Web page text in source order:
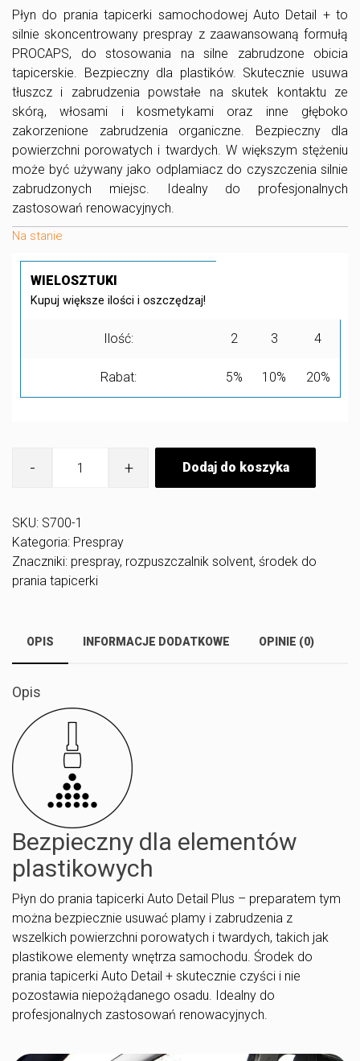
Płyn do prania tapicerki samochodowej Auto Detail + to
silnie skoncentrowany prespray z zaawansowaną formułą
PROCAPS, do stosowania na silne zabrudzone obicia
tapicerskie. Bezpieczny dla plastików. Skutecznie usuwa
tłuszcz i zabrudzenia powstałe na skutek kontaktu ze
skórą, włosami i kosmetykami oraz inne głęboko
zakorzenione zabrudzenia organiczne. Bezpieczny dla
powierzchni porowatych i twardych. W większym stężeniu
może być używany jako odplamiacz do czyszczenia silnie
zabrudzonych miejsc. Idealny do profesjonalnych
zastosowań renowacyjnych.
Na stanie
WIELOSZTUKI
Kupuj większe ilości i oszczędzaj!
Ilość: 2 3 4
Rabat: 5% 10% 20%
Auto
1
L
-
do
Dodaj do koszyka
SKU: S700-1
Kategoria: Prespray
Znaczniki: prespray, rozpuszczalnik solvent, środek do
prania tapicerki
OPIS INFORMACJE DODATKOWE OPINIE (0)
Opis
Bezpieczny dla elementów
plastikowych
Płyn do prania tapicerki Auto Detail Plus – preparatem tym
można bezpiecznie usuwać plamy i zabrudzenia z
wszelkich powierzchni porowatych i twardych, takich jak
plastikowe elementy wnętrza samochodu. Środek do
prania tapicerki Auto Detail + skutecznie czyści i nie
pozostawia niepożądanego osadu. Idealny do
profesjonalnych zastosowań renowacyjnych.